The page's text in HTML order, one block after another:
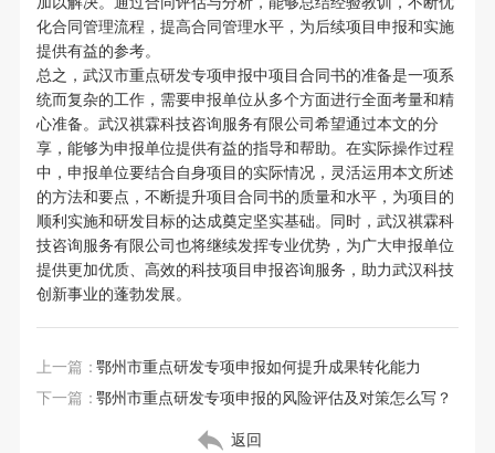
化合同管理流程，提高合同管理水平，为后续项目申报和实施
提供有益的参考。
总之，武汉市重点研发专项申报中项目合同书的准备是一项系
统而复杂的工作，需要申报单位从多个方面进行全面考量和精
心准备。武汉祺霖科技咨询服务有限公司希望通过本文的分
享，能够为申报单位提供有益的指导和帮助。在实际操作过程
中，申报单位要结合自身项目的实际情况，灵活运用本文所述
的方法和要点，不断提升项目合同书的质量和水平，为项目的
顺利实施和研发目标的达成奠定坚实基础。同时，武汉祺霖科
技咨询服务有限公司也将继续发挥专业优势，为广大申报单位
提供更加优质、高效的科技项目申报咨询服务，助力武汉科技
创新事业的蓬勃发展。
上一篇：鄂州市重点研发专项申报如何提升成果转化能力
下一篇：鄂州市重点研发专项申报的风险评估及对策怎么写？
返回